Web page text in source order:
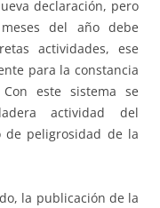
declaración, pero
del año debe
actividades, ese
para la constancia
este sistema se
actividad del
peligrosidad de la
la publicación de la